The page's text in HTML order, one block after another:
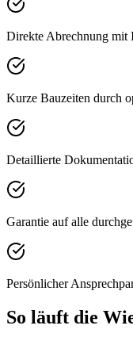
Direkte Abrechnung mit
Kurze Bauzeiten durch
Detaillierte
Garantie auf alle
Persönlicher
So läuft die